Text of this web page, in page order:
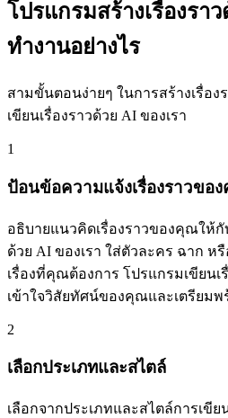
โปรแกรมสร้างเรื่องรา
ทำงานอย่างไร
สามขั้นตอนง่ายๆ ในการสร้างเรื่อ
เขียนเรื่องราวด้วย AI ของเรา
1
ป้อนข้อความแจ้งเรื่องราวขอ
อธิบายแนวคิดเรื่องราวของคุณให้กั
ด้วย AI ของเรา ใส่ตัวละคร ฉาก ห
เรื่องที่คุณต้องการ โปรแกรมเขียนเ
เข้าใจวิสัยทัศน์ของคุณและเตรียม
2
เลือกประเภทและสไตล์
เลือกจากประเภทและสไตล์การเขี